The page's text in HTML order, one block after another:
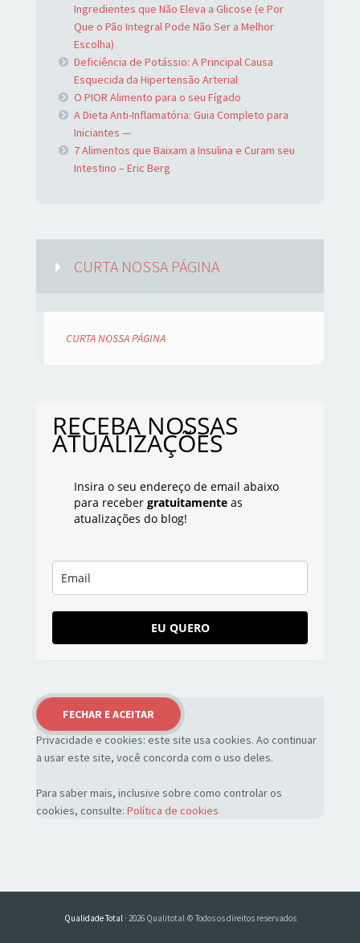
Ingredientes que Não Eleva a Glicose (e Por
Que o Pão Integral Pode Não Ser a Melhor
Escolha)
Deficiência de Potássio: A Principal Causa
Esquecida da Hipertensão Arterial
O PIOR Alimento para o seu Fígado
A Dieta Anti-Inflamatória: Guia Completo para
Iniciantes —
7 Alimentos que Baixam a Insulina e Curam seu
Intestino – Eric Berg
CURTA NOSSA PÁGINA
CURTA NOSSA PÁGINA
RECEBA NOSSAS
ATUALIZAÇÕES
Insira o seu endereço de email abaixo
para receber gratuitamenteas
atualizações do blog!
EU QUERO
Privacidade e cookies: este site usa cookies. Ao continuar
a usar este site, você concorda com o uso deles.
Para saber mais, inclusive sobre como controlar os
cookies, consulte: Política de cookies
Qualidade Total· 2026 Qualitotal © Todos os direitos reservados